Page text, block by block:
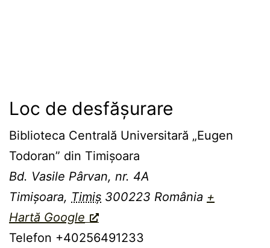
Loc de desfășurare
Biblioteca Centrală Universitară „Eugen
Todoran” din Timişoara
Bd. Vasile Pârvan, nr. 4A
Timișoara, Timiș 300223 România +
Hartă Google
Telefon +40256491233